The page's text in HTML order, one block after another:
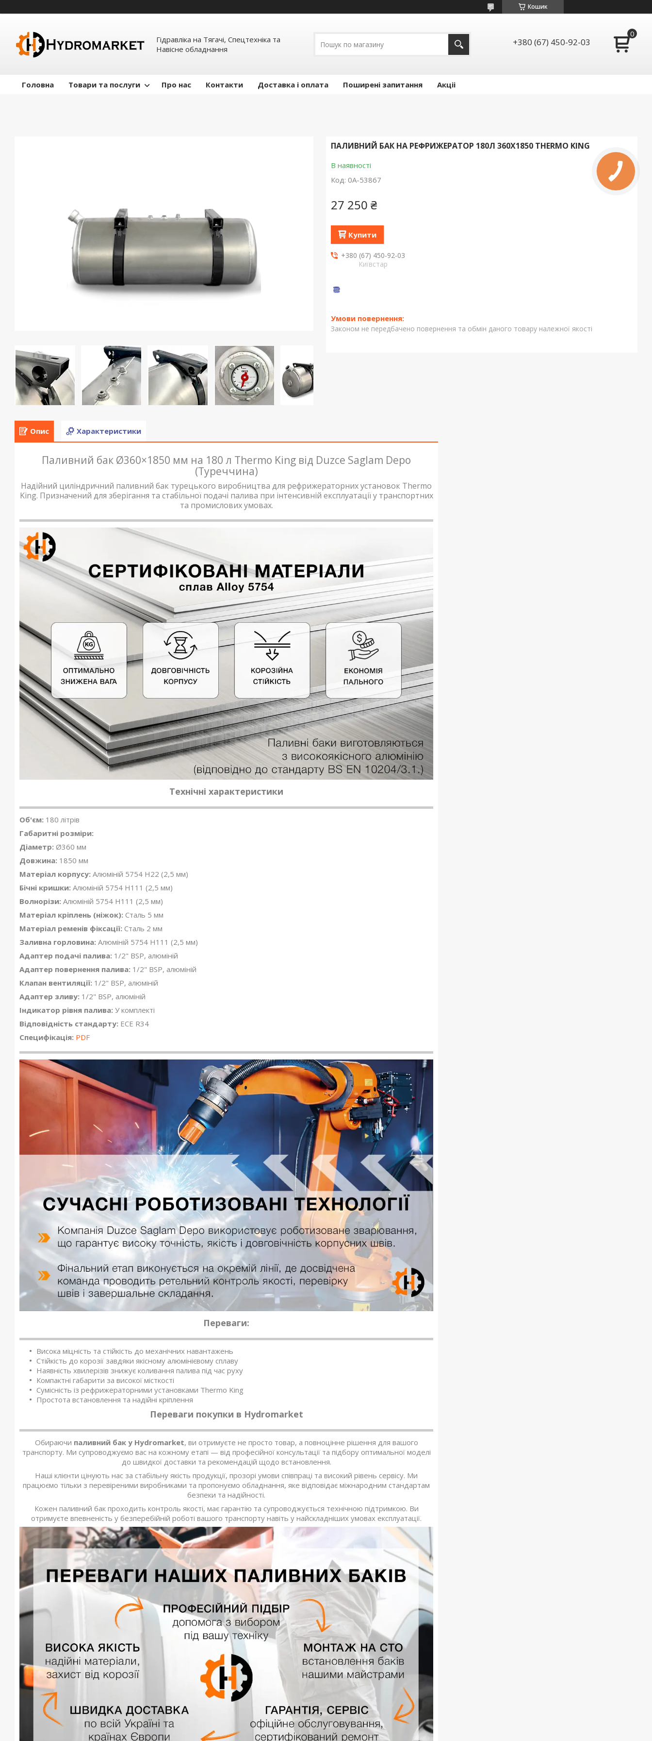
Кошик
Гідравліка на Тягачі, Спецтехніка та
Навісне обладнання
+380 (67) 450-92-03
Головна Товари та послуги Про нас Контакти Доставка і оплата Поширені запитання Акціі
ПАЛИВНИЙ БАК НА РЕФРИЖЕРАТОР 180Л 360X1850 THERMO KING
В наявності
Код: 0А-53867
27 250 ₴
Купити
+380 (67) 450-92-03
Київстар
Законом не передбачено повернення та обмін даного товару належної якості
Опис Характеристики
Паливний бак Ø360×1850 мм на 180 л Thermo King від Duzce Saglam Depo
(Туреччина)
Надійний циліндричний паливний бак турецького виробництва для рефрижераторних установок Thermo
King. Призначений для зберігання та стабільної подачі палива при інтенсивній експлуатації у транспортних
та промислових умовах.
Технічні характеристики
Об'єм: 180 літрів
Габаритні розміри:
Діаметр: Ø360 мм
Довжина: 1850 мм
Матеріал корпусу: Алюміній 5754 H22 (2,5 мм)
Бічні кришки: Алюміній 5754 H111 (2,5 мм)
Волнорізи: Алюміній 5754 H111 (2,5 мм)
Матеріал кріплень (ніжок): Сталь 5 мм
Матеріал ременів фіксації: Сталь 2 мм
Заливна горловина: Алюміній 5754 H111 (2,5 мм)
Адаптер подачі палива: 1/2" BSP, алюміній
Адаптер повернення палива: 1/2" BSP, алюміній
Клапан вентиляції: 1/2" BSP, алюміній
Адаптер зливу: 1/2" BSP, алюміній
Індикатор рівня палива: У комплекті
Відповідність стандарту: ECE R34
Специфікація: PDF
Переваги:
Висока міцність та стійкість до механічних навантажень
Стійкість до корозії завдяки якісному алюмінієвому сплаву
Наявність хвилерізів знижує коливання палива під час руху
Компактні габарити за високої місткості
Сумісність із рефрижераторними установками Thermo King
Простота встановлення та надійні кріплення
Переваги покупки в Hydromarket
Обираючи паливний бак у Hydromarket, ви отримуєте не просто товар, а повноцінне рішення для вашого
транспорту. Ми супроводжуємо вас на кожному етапі — від професійної консультації та підбору оптимальної моделі
до швидкої доставки та рекомендацій щодо встановлення.
Наші клієнти цінують нас за стабільну якість продукції, прозорі умови співпраці та високий рівень сервісу. Ми
працюємо тільки з перевіреними виробниками та пропонуємо обладнання, яке відповідає міжнародним стандартам
безпеки та надійності.
Кожен паливний бак проходить контроль якості, має гарантію та супроводжується технічною підтримкою. Ви
отримуєте впевненість у безперебійній роботі вашого транспорту навіть у найскладніших умовах експлуатації.